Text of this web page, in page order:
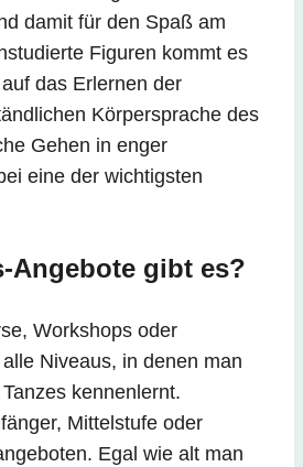
damit für den Spaß am
Figuren kommt es
das Erlernen der
Körpersprache des
Gehen in enger
eine der wichtigsten
Angebote gibt es?
Workshops oder
Niveaus, in denen man
kennenlernt.
Mittelstufe oder
Egal wie alt man